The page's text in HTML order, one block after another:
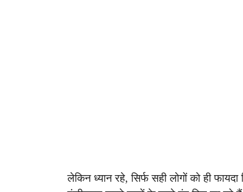
लेकिन ध्यान रहे, सिर्फ सही लोगों को ही